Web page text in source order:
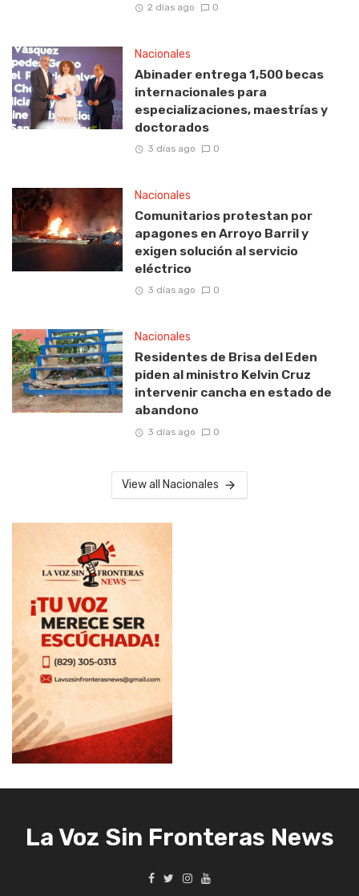
2 días ago 0
Nacionales
Abinader entrega 1,500 becas
internacionales para
especializaciones, maestrías y
doctorados
3 días ago 0
Nacionales
Comunitarios protestan por
apagones en Arroyo Barril y
exigen solución al servicio
eléctrico
3 días ago 0
Nacionales
Residentes de Brisa del Eden
piden al ministro Kelvin Cruz
intervenir cancha en estado de
abandono
3 días ago 0
View all Nacionales
La Voz Sin Fronteras News